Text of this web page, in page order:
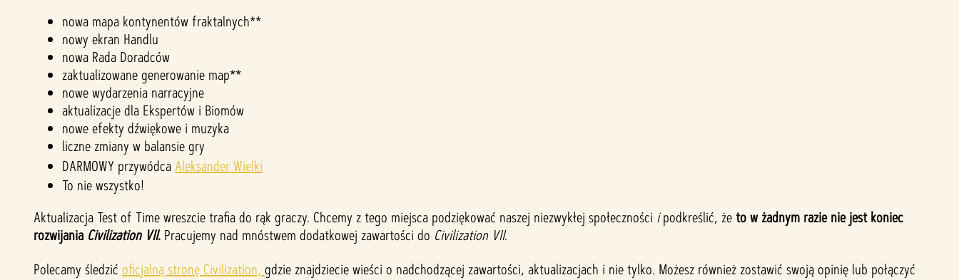
polit
ykę
pryw
atno
ści
YouT
ubei
na
przes
yłani
e
dany
ch
nowa mapa kontynentów fraktalnych**
nowy ekran Handlu
nowa Rada Doradców
zaktualizowane generowanie map**
nowe wydarzenia narracyjne
aktualizacje dla Ekspertów i Biomów
nowe efekty dźwiękowe i muzyka
liczne zmiany w balansie gry
DARMOWY przywódca Aleksander Wielki
To nie wszystko!
Aktualizacja Test of Time wreszcie trafia do rąk graczy. Chcemy z tego miejsca podziękować naszej niezwykłej społeczności ipodkreślić, żeto w żadnym razie nie jest koniec
rozwijania Civilization VII. Pracujemy nad mnóstwem dodatkowej zawartości do Civilization VII.
Polecamy śledzić oficjalną stronę Civilization, gdzie znajdziecie wieści o nadchodzącej zawartości, aktualizacjach i nie tylko. Możesz również zostawić swoją opinię lub połączyć